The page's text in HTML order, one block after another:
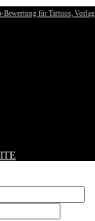
Bewertung für Tattoos,
TATTOOS